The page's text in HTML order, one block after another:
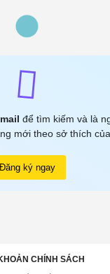
để tìm kiếm và là
mới theo sở thích
Đăng ký ngay
CHÍNH SÁCH